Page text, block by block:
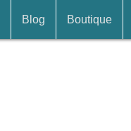
Blog Boutique